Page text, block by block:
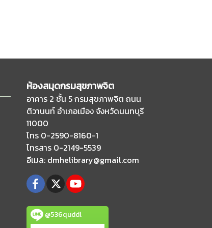
ห้องสมุดกรมสุขภาพจิต
อาคาร 2 ชั้น 5 กรมสุขภาพจิต ถนน
ติวานนท์ อำเภอเมือง จังหวัดนนทบุรี
11000
โทร 0-2590-8160-1
โทรสาร 0-2149-5539
อีเมล: dmhelibrary@gmail.com
@536quddl